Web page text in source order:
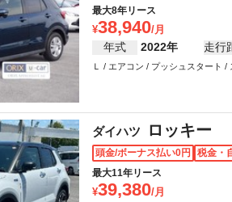
最大8年リース
38,940
年式 2022年 走行
Ｌ / エアコン / プッシュスタート
ダイハツ ロッキー
頭金/ボーナス払い0円
税金・
最大11年リース
39,380